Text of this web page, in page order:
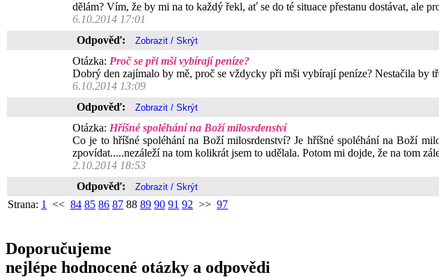
dělám? Vím, že by mi na to každý řekl, ať se do té situace přestanu dostávat, ale
6.10.2014 17:01
Odpověď:
Otázka: Proč se při mši vybírají peníze?
Dobrý den zajímalo by mě, proč se vždycky při mši vybírají peníze? Nestačila by
6.10.2014 13:09
Odpověď:
Otázka: Hříšné spoléhání na Boží milosrdenství
Co je to hříšné spoléhání na Boží milosrdenství? Je hříšné spoléhání na Boží
zpovídat.....nezáleží na tom kolikrát jsem to udělala. Potom mi dojde, že na tom
2.10.2014 18:53
Odpověď:
Strana: 1 << 84 85 86 87 88 89 90 91 92 >> 97
Doporučujeme
nejlépe hodnocené otázky a odpovědi